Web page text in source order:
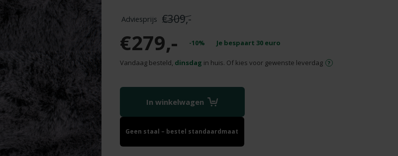
€309,-
€279,- -10% Je bespaart 30euro
Vandaag besteld, dinsdag in huis. Of kies voor gewenste leverdag
In winkelwagen
Geen staal – bestel standaardmaat